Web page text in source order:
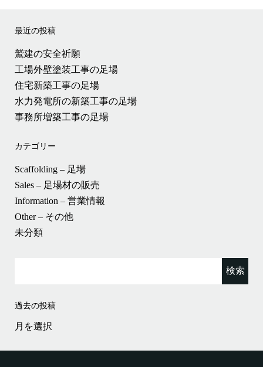
最近の投稿
鷲建の安全祈願
工場外壁塗装工事の足場
住宅新築工事の足場
水力発電所の新築工事の足場
事務所増築工事の足場
カテゴリー
Scaffolding – 足場
Sales – 足場材の販売
Information – 営業情報
Other – その他
未分類
過去の投稿
過
去
投